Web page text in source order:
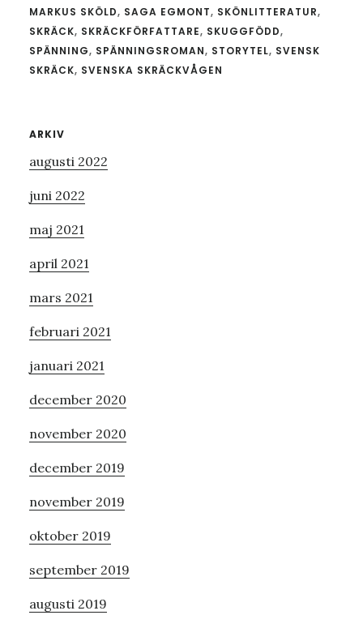
MARKUS SKÖLD, SAGA EGMONT, SKÖNLITTERATUR,
SKRÄCK, SKRÄCKFÖRFATTARE, SKUGGFÖDD,
SPÄNNING, SPÄNNINGSROMAN, STORYTEL, SVENSK
SKRÄCK, SVENSKA SKRÄCKVÅGEN
Primärt
sidofält
ARKIV
augusti 2022
juni 2022
maj 2021
april 2021
mars 2021
februari 2021
januari 2021
december 2020
november 2020
december 2019
november 2019
oktober 2019
september 2019
augusti 2019